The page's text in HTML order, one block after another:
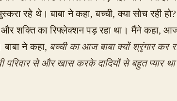
रहे थे। बाबा ने कहा, बच्ची, क्या सोच रही
शक्ति का रिफ्लेक्शन पड़ रहा था। मैंने कहा,
ने कहा, बच्ची का आज बाबा क्यों श्रृंगार
परिवार से और खास करके दादियों से बहुत प्यार